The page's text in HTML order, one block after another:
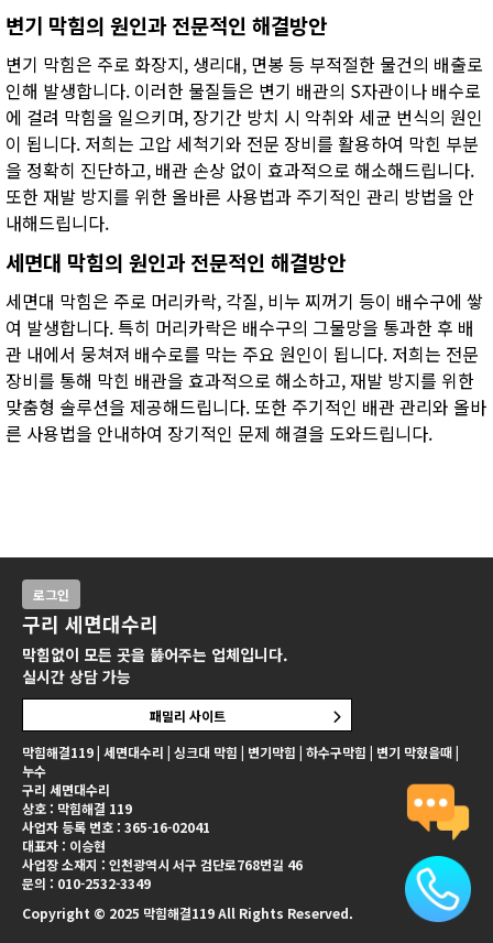
변기 막힘의 원인과 전문적인 해결방안
변기 막힘은 주로 화장지, 생리대, 면봉 등 부적절한 물건의 배출로
인해 발생합니다. 이러한 물질들은 변기 배관의 S자관이나 배수로
에 걸려 막힘을 일으키며, 장기간 방치 시 악취와 세균 번식의 원인
이 됩니다. 저희는 고압 세척기와 전문 장비를 활용하여 막힌 부분
을 정확히 진단하고, 배관 손상 없이 효과적으로 해소해드립니다.
또한 재발 방지를 위한 올바른 사용법과 주기적인 관리 방법을 안
내해드립니다.
세면대 막힘의 원인과 전문적인 해결방안
세면대 막힘은 주로 머리카락, 각질, 비누 찌꺼기 등이 배수구에 쌓
여 발생합니다. 특히 머리카락은 배수구의 그물망을 통과한 후 배
관 내에서 뭉쳐져 배수로를 막는 주요 원인이 됩니다. 저희는 전문
장비를 통해 막힌 배관을 효과적으로 해소하고, 재발 방지를 위한
맞춤형 솔루션을 제공해드립니다. 또한 주기적인 배관 관리와 올바
른 사용법을 안내하여 장기적인 문제 해결을 도와드립니다.
막힘해결119 | 세면대수리 | 싱크대 막힘 | 변기막힘 | 하수구막힘 | 변기 막혔을때 |
누수
구리 세면대수리
상호 : 막힘해결 119
사업자 등록 번호 : 365-16-02041
대표자 : 이승현
사업장 소재지 : 인천광역시 서구 검단로768번길 46
문의 : 010-2532-3349
Copyright © 2025 막힘해결119 All Rights Reserved.
로그인
구리 세면대수리
막힘없이 모든 곳을 뚫어주는 업체입니다.
실시간 상담 가능
패밀리 사이트